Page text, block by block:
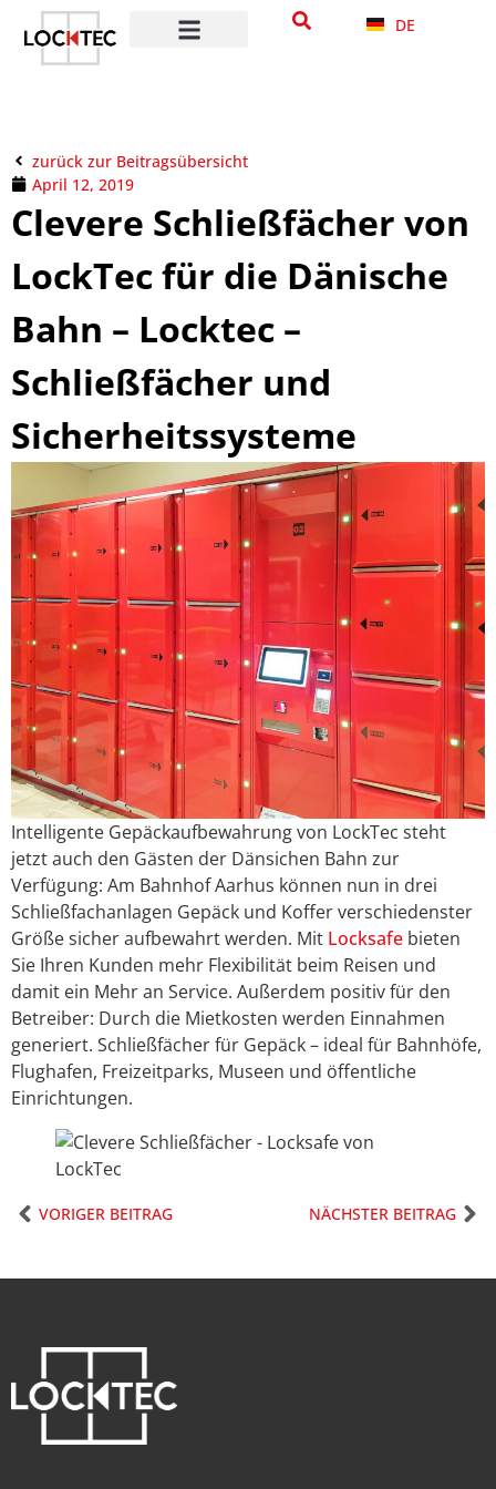
DE
zurück zur Beitragsübersicht
April 12, 2019
Clevere Schließfächer von
LockTec für die Dänische
Bahn – Locktec –
Schließfächer und
Sicherheitssysteme
Intelligente Gepäckaufbewahrung von LockTec steht
jetzt auch den Gästen der Dänsichen Bahn zur
Verfügung: Am Bahnhof Aarhus können nun in drei
Schließfachanlagen Gepäck und Koffer verschiedenster
Größe sicher aufbewahrt werden. Mit Locksafe bieten
Sie Ihren Kunden mehr Flexibilität beim Reisen und
damit ein Mehr an Service. Außerdem positiv für den
Betreiber: Durch die Mietkosten werden Einnahmen
generiert. Schließfächer für Gepäck – ideal für Bahnhöfe,
Flughafen, Freizeitparks, Museen und öffentliche
Einrichtungen.
VORIGER BEITRAG NÄCHSTER BEITRAG